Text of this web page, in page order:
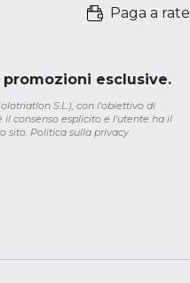
Paga a rate
esclusive.
S.L.), con l'obiettivo di
consenso esplicito e l'utente ha il
sito. Politica sulla privacy